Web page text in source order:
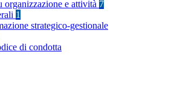
e attività 7
1
strategico-gestionale
di condotta